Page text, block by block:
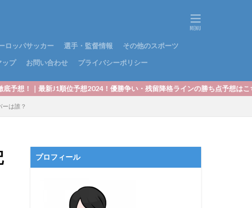
ロッパサッカー 選手・監督情報
その他のスポーツ
ップ お問い合わせ プライバシーポリシー
予想2024！優勝争い・残留降格ラインの勝ち点予想はこちら！
は誰？
プロフィール